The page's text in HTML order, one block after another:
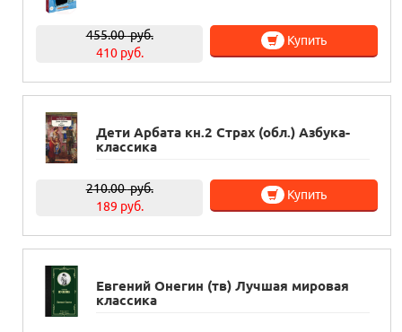
455.00руб.
410 руб.
Купить
Дети Арбата кн.2 Страх (обл.) Азбука-
классика
210.00руб.
189 руб.
Купить
Евгений Онегин (тв) Лучшая мировая
классика